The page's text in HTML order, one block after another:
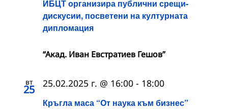
ИБЦТ организира публични срещи-
дискусии, посветени на културната
дипломация
“Акад. Иван Евстратиев Гешов”
вт
25
Кръгла маса “Oт наука към бизнес”
25.02.2025 г. @ 16:00 - 18:00